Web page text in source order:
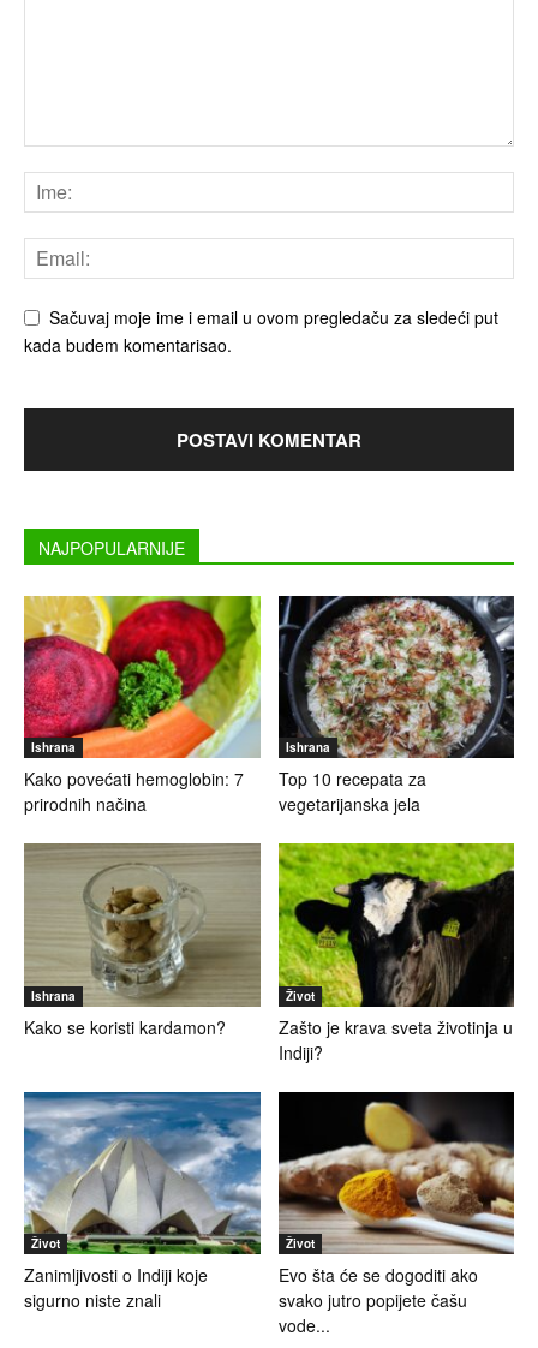
Sačuvaj moje ime i email u ovom pregledaču za sledeći put
kada budem komentarisao.
NAJPOPULARNIJE
Ishrana
Kako povećati hemoglobin: 7
prirodnih načina
Ishrana
Top 10 recepata za
vegetarijanska jela
Ishrana
Kako se koristi kardamon?
Život
Zašto je krava sveta životinja u
Indiji?
Život
Zanimljivosti o Indiji koje
sigurno niste znali
Život
Evo šta će se dogoditi ako
svako jutro popijete čašu
vode...